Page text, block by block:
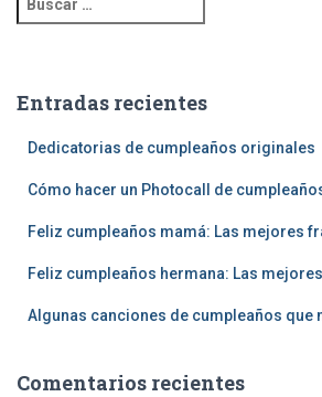
u
a
r
Entradas recientes
Dedicatorias de cumpleaños originales
Cómo hacer un Photocall de
Feliz cumpleaños mamá: Las mejores
Feliz cumpleaños hermana: Las
Algunas canciones de cumpleaños que
Comentarios recientes